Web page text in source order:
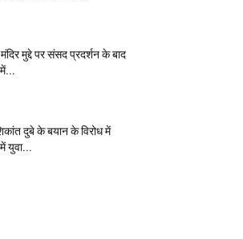
मुद्दे पर संसद प्रदर्शन के बाद
में...
दुबे के बयान के विरोध में
युवा...